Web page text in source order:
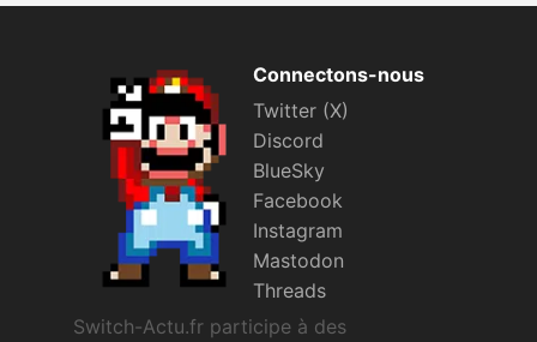
Connectons-nous
Twitter (X)
Discord
BlueSky
Facebook
Instagram
Mastodon
Threads
Switch-Actu.fr participe à des